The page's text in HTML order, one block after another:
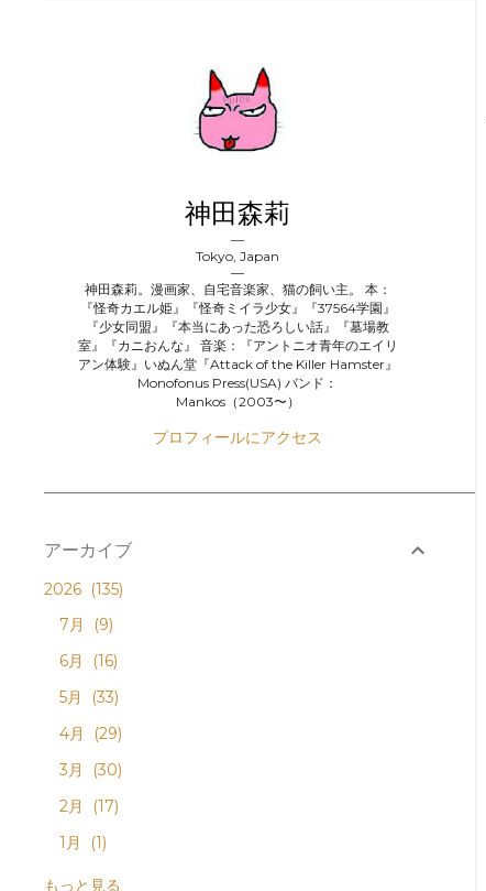
神田森莉
Tokyo, Japan
神田森莉。漫画家、自宅音楽家、猫の飼い主。 本：
『怪奇カエル姫』『怪奇ミイラ少女』『37564学園』
『少女同盟』『本当にあった恐ろしい話』『墓場教
室』『カニおんな』 音楽：『アントニオ青年のエイリ
アン体験』いぬん堂『Attack of the Killer Hamster』
Monofonus Press(USA) バンド：
Mankos（2003〜）
プロフィールにアクセス
アーカイブ
2026
135
7月
9
6月
16
5月
33
4月
29
3月
30
2月
17
1月
1
2025 152
もっと見る